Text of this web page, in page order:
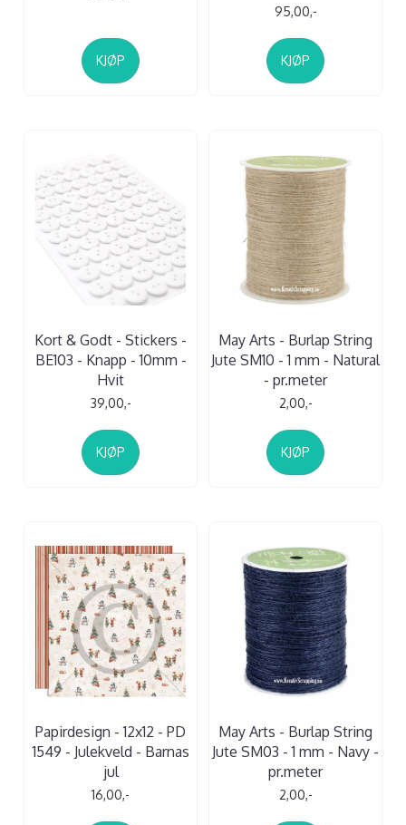
KJØP
95,00,-
KJØP
Kort & Godt - Stickers -
BE103 - Knapp - 10mm -
Hvit
39,00,-
KJØP
May Arts - Burlap String
Jute SM10 - 1 mm - Natural
- pr.meter
2,00,-
KJØP
Papirdesign - 12x12 - PD
1549 - Julekveld - Barnas
jul
16,00,-
May Arts - Burlap String
Jute SM03 - 1 mm - Navy -
pr.meter
2,00,-